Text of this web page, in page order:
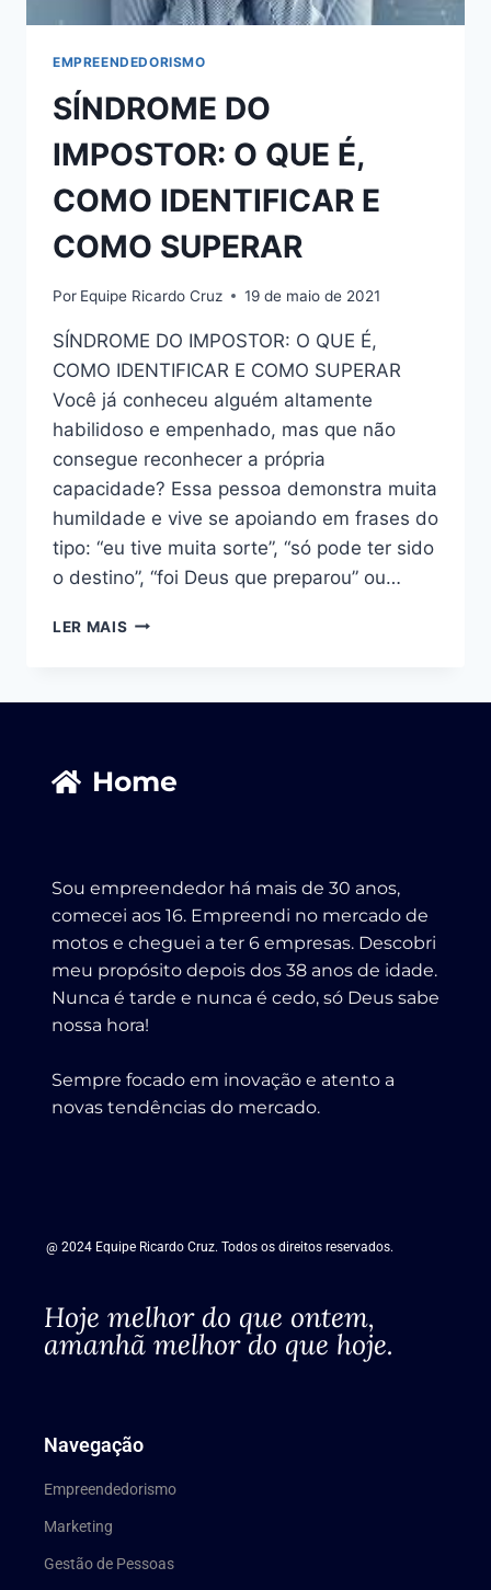
EMPREENDEDORISMO
SÍNDROME DO
IMPOSTOR: O QUE É,
COMO IDENTIFICAR E
COMO SUPERAR
Por Equipe Ricardo Cruz 19 de maio de 2021
SÍNDROME DO IMPOSTOR: O QUE É,
COMO IDENTIFICAR E COMO SUPERAR
Você já conheceu alguém altamente
habilidoso e empenhado, mas que não
consegue reconhecer a própria
capacidade? Essa pessoa demonstra muita
humildade e vive se apoiando em frases do
tipo: “eu tive muita sorte”, “só pode ter sido
o destino”, “foi Deus que preparou” ou…
LER MAIS
Home
Sou empreendedor há mais de 30 anos,
comecei aos 16. Empreendi no mercado de
motos e cheguei a ter 6 empresas. Descobri
meu propósito depois dos 38 anos de idade.
Nunca é tarde e nunca é cedo, só Deus sabe
nossa hora!
Sempre focado em inovação e atento a
novas tendências do mercado.
@ 2024 Equipe Ricardo Cruz. Todos os direitos reservados.
Hoje melhor do que ontem,
amanhã melhor do que hoje.
Navegação
Empreendedorismo
Marketing
Gestão de Pessoas